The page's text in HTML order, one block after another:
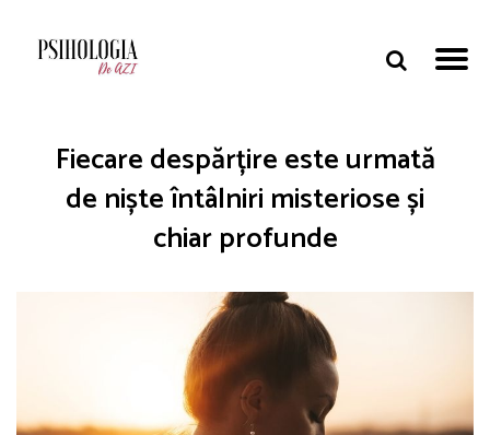
Fiecare despărțire este urmată
de niște întâlniri misteriose și
chiar profunde